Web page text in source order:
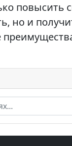
повысить
но и